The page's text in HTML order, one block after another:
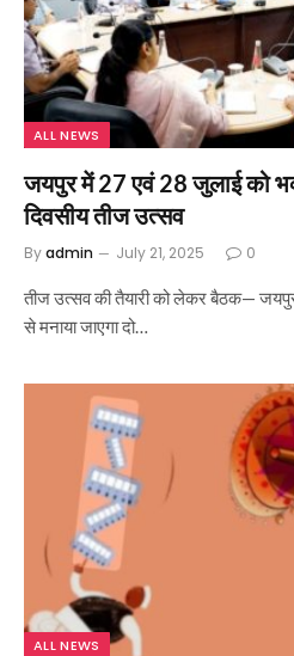
ALL NEWS
जयपुर में 27 एवं 28 जुलाई को
दिवसीय तीज उत्सव
Byadmin July 21, 2025 0
तीज उत्सव की तैयारी को लेकर बैठक—
से मनाया जाएगा दो…
ALL NEWS